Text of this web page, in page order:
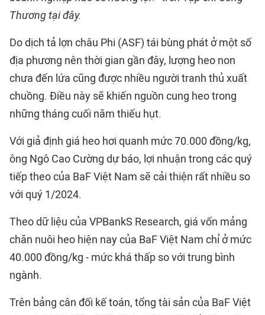
Thương tại đây.
Do dịch tả lợn châu Phi (ASF) tái bùng phát ở một số
địa phương nên thời gian gần đây, lượng heo non
chưa đến lứa cũng được nhiều người tranh thủ xuất
chuồng. Điều này sẽ khiến nguồn cung heo trong
những tháng cuối năm thiếu hụt.
Với giả định giá heo hơi quanh mức 70.000 đồng/kg,
ông Ngô Cao Cường dự báo, lợi nhuận trong các quý
tiếp theo của BaF Việt Nam sẽ cải thiện rất nhiều so
với quý 1/2024.
Theo dữ liệu của VPBankS Research, giá vốn mảng
chăn nuôi heo hiện nay của BaF Việt Nam chỉ ở mức
40.000 đồng/kg - mức khá thấp so với trung bình
ngành.
Trên bảng cân đối kế toán, tổng tài sản của BaF Việt